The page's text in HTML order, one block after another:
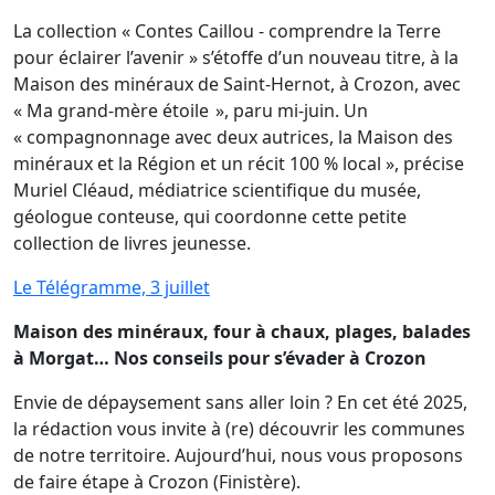
La collection « Contes Caillou - comprendre la Terre
pour éclairer l’avenir » s’étoffe d’un nouveau titre, à la
Maison des minéraux de Saint-Hernot, à Crozon, avec
« Ma grand-mère étoile », paru mi-juin. Un
« compagnonnage avec deux autrices, la Maison des
minéraux et la Région et un récit 100 % local », précise
Muriel Cléaud, médiatrice scientifique du musée,
géologue conteuse, qui coordonne cette petite
collection de livres jeunesse.
Le Télégramme, 3 juillet
Maison des minéraux, four à chaux, plages, balades
à Morgat… Nos conseils pour s’évader à Crozon
Envie de dépaysement sans aller loin ? En cet été 2025,
la rédaction vous invite à (re) découvrir les communes
de notre territoire. Aujourd’hui, nous vous proposons
de faire étape à Crozon (Finistère).